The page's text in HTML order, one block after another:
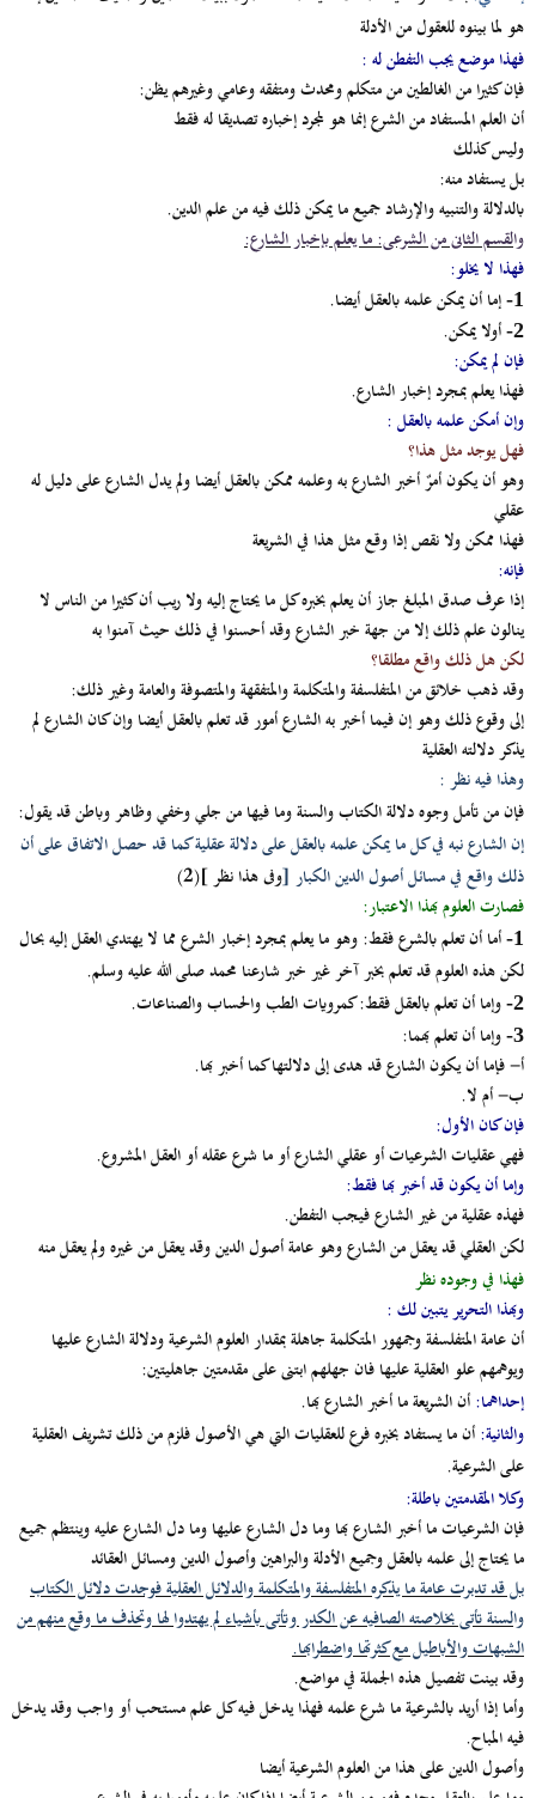
هو لما بينوه للعقول من الأدلة
فهذا موضع يجب التفطن له:
فإن كثيرا من الغالطين من متكلم ومحدث ومتفقه وعامي وغيرهم يظن:
أن العلم المستفاد من الشرع إنما هو لمجرد إخباره تصديقا له فقط
وليس كذلك
بل يستفاد منه:
بالدلالة والتنبيه والإرشاد جميع ما يمكن ذلك فيه من علم الدين.
والقسم الثانى من الشرعى: ما يعلم بإخبار الشارع:
فهذا لا يخلو:
1- إما أن يمكن علمه بالعقل أيضا.
2- أولا يمكن.
فإن لم يمكن:
فهذا يعلم بمجرد إخبار الشارع.
وإن أمكن علمه بالعقل :
فهل يوجد مثل هذا؟
وهو أن يكون أمرٌ أخبر الشارع به وعلمه ممكن بالعقل أيضا ولم يدل الشارع على دليل له
عقلي
فهذا ممكن ولا نقص إذا وقع مثل هذا في الشريعة
فإنه:
إذا عرف صدق المبلغ جاز أن يعلم بخبره كل ما يحتاج إليه ولا ريب أن كثيرا من الناس لا
ينالون علم ذلك إلا من جهة خبر الشارع وقد أحسنوا في ذلك حيث آمنوا به
لكن هل ذلك واقع مطلقا؟
وقد ذهب خلائق من المتفلسفة والمتكلمة والمتفقهة والمتصوفة والعامة وغير ذلك:
إلى وقوع ذلك وهو إن فيما أخبر به الشارع أمور قد تعلم بالعقل أيضا وإن كان الشارع لم
يذكر دلالته العقلية
وهذا فيه نظر :
فإن من تأمل وجوه دلالة الكتاب والسنة وما فيها من جلي وخفي وظاهر وباطن قد يقول:
إن الشارع نبه في كل ما يمكن علمه بالعقل على دلالة عقلية كما قد حصل الاتفاق على أن
ذلك واقع في مسائل أصول الدين الكبار [وفى هذا نظر ](2)
فصارت العلوم بهذا الاعتبار:
1- أما أن تعلم بالشرع فقط:وهو ما يعلم بمجرد إخبار الشرع مما لا يهتدي العقل إليه بحال
لكن هذه العلوم قد تعلم بخبر آخر غير خبر شارعنا محمد صلى الله عليه وسلم.
2- وإما أن تعلم بالعقل فقط: كمرويات الطب والحساب والصناعات.
3- وإما أن تعلم بهما:
أ‌-فإما أن يكون الشارع قد هدى إلى دلالتها كما أخبر بها.
ب‌-أم لا.
فإن كان الأول:
فهي عقليات الشرعيات أو عقلي الشارع أو ما شرع عقله أو العقل المشروع.
وإما أن يكون قد أخبر بها فقط:
فهذه عقلية من غير الشارع فيجب التفطن.
لكن العقلي قد يعقل من الشارع وهو عامة أصول الدين وقد يعقل من غيره ولم يعقل منه
فهذا في وجوده نظر
وبهذا التحرير يتبين لك :
أن عامة المتفلسفة وجمهور المتكلمة جاهلة بمقدار العلوم الشرعية ودلالة الشارع عليها
ويوهمهم علو العقلية عليها فان جهلهم ابتنى على مقدمتين جاهليتين:
إحداهما:أن الشريعة ما أخبر الشارع بها.
والثانية:أن ما يستفاد بخبره فرع للعقليات التي هي الأصول فلزم من ذلك تشريف العقلية
على الشرعية.
وكلا المقدمتين باطلة:
فإن الشرعيات ما أخبر الشارع بها وما دل الشارع عليها وما دل الشارع عليه وينتظم جميع
ما يحتاج إلى علمه بالعقل وجميع الأدلة والبراهين وأصول الدين ومسائل العقائد
بل قد تدبرت عامة ما يذكره المتفلسفة والمتكلمة والدلائل العقلية فوجدت دلائل الكتاب
والسنة تأتى بخلاصته الصافيه عن الكدر وتأتى بأشياء لم يهتدوا لها وتحذف ما وقع منهم من
الشبهات والأباطيل مع كثرتها واضطرابها.
وقد بينت تفصيل هذه الجملة في مواضع.
وأما إذا أريد بالشرعية ما شرع علمه فهذا يدخل فيه كل علم مستحب أو واجب وقد يدخل
فيه المباح.
وأصول الدين على هذا من العلوم الشرعية أيضا